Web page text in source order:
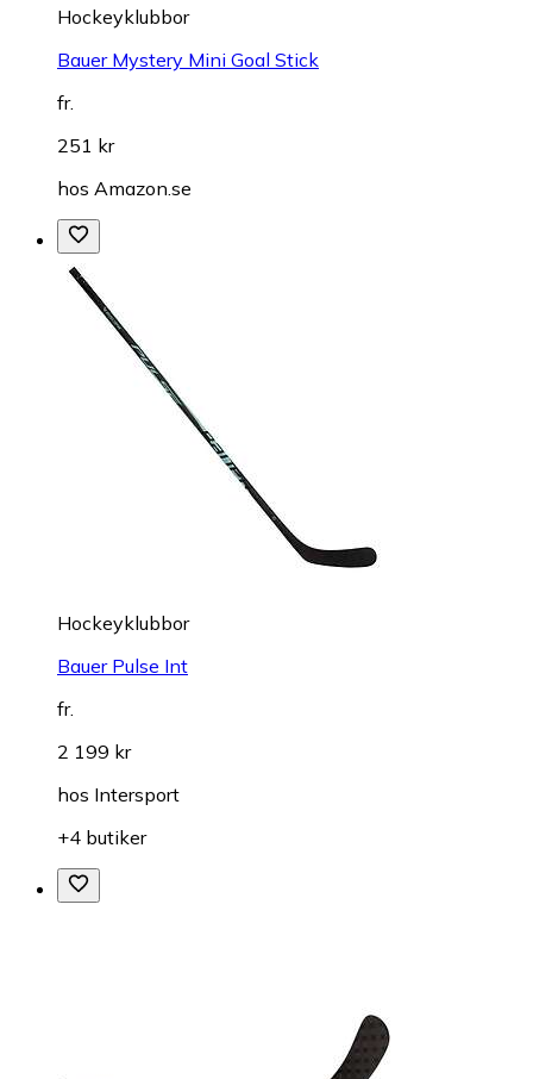
Hockeyklubbor
Bauer Mystery Mini Goal Stick
fr.
251 kr
hos Amazon.se
Hockeyklubbor
Bauer Pulse Int
fr.
2 199 kr
hos Intersport
+4 butiker